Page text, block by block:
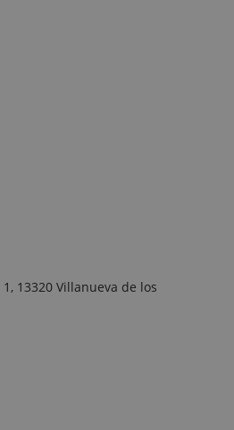
1, 13320 Villanueva de los